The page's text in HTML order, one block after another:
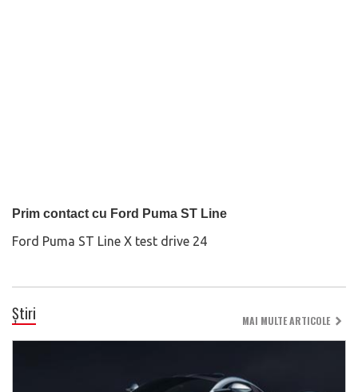
Prim contact cu Ford Puma ST Line
Ford Puma ST Line X test drive 24
Știri MAI MULTE ARTICOLE